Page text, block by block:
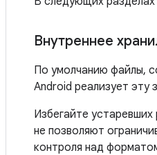
Внутреннее
По умолчанию файлы,
Android реализует эту
Избегайте
не позволяют
контроля над